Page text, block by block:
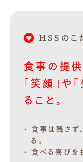
HSSのこ
食事の提
「笑顔」や
ること。
食事は残さず
る。
食べる喜びを